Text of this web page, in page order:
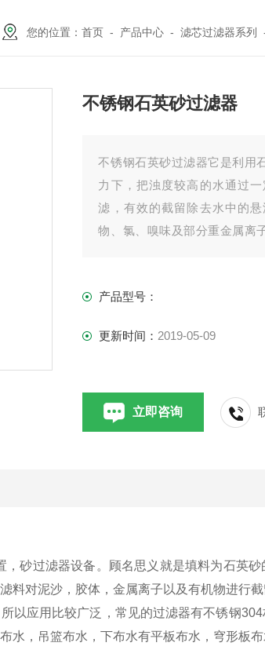
您的位置： 首页 - 产品中心 - 滤芯过滤器系列
不锈钢石英砂过滤器
不锈钢石英砂过滤器它是利用
力下，把浊度较高的水通过
滤，有效的截留除去水中的
物、氯、嗅味及部分重金属离
产品型号：
更新时间： 2019-05-09
立即咨询
，砂过滤器设备。顾名思义就是填料为石英
料对泥沙，胶体，金属离子以及有机物进行
以应用比较广泛，常见的过滤器有不锈钢304
水，吊篮布水，下布水有平板布水，穹形板